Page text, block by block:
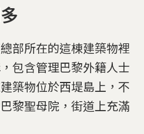
部所在的這棟建築物裡
包含管理巴黎外籍人士
築物位於西堤島上，不
黎聖母院，街道上充滿